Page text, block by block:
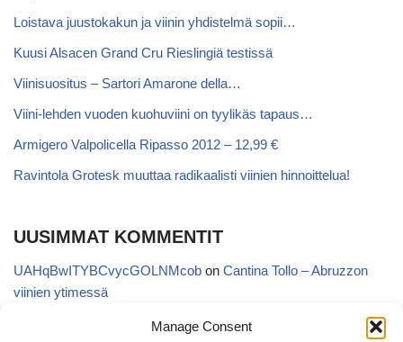
Manage Consent
Loistava juustokakun ja viinin yhdistelmä sopii…
Kuusi Alsacen Grand Cru Rieslingiä testissä
Viinisuositus – Sartori Amarone della…
Viini-lehden vuoden kuohuviini on tyylikäs tapaus…
Armigero Valpolicella Ripasso 2012 – 12,99 €
Ravintola Grotesk muuttaa radikaalisti viinien hinnoittelua!
UUSIMMAT KOMMENTIT
UAHqBwITYBCvycGOLNMcob on Cantina Tollo – Abruzzon
viinien ytimessä
EgVGGttRTxKfbqUaWNglbonCantina Tollo – Abruzzon viinien